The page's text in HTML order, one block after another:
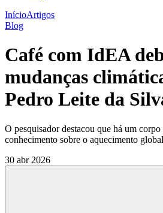
InícioArtigos
Blog
Café com IdEA
mudanças
Pedro Leite da
O pesquisador destacou que há um
conhecimento sobre o aquecimento global
30 abr 2026